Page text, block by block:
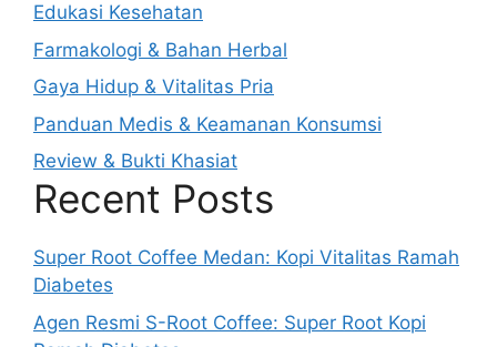
Edukasi Kesehatan
Farmakologi & Bahan Herbal
Gaya Hidup & Vitalitas Pria
Panduan Medis & Keamanan Konsumsi
Review & Bukti Khasiat
Recent Posts
Super Root Coffee Medan: Kopi Vitalitas Ramah
Diabetes
Agen Resmi S-Root Coffee: Super Root Kopi